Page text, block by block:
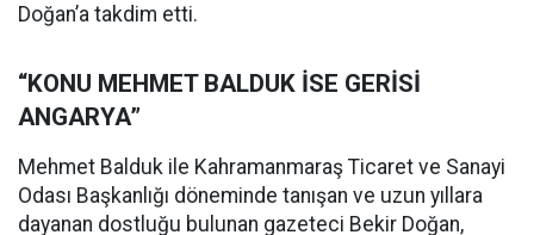
Doğan’a takdim etti.
“KONU MEHMET BALDUK İSE GERİSİ
ANGARYA”
Mehmet Balduk ile Kahramanmaraş Ticaret ve Sanayi
Odası Başkanlığı döneminde tanışan ve uzun yıllara
dayanan dostluğu bulunan gazeteci Bekir Doğan,